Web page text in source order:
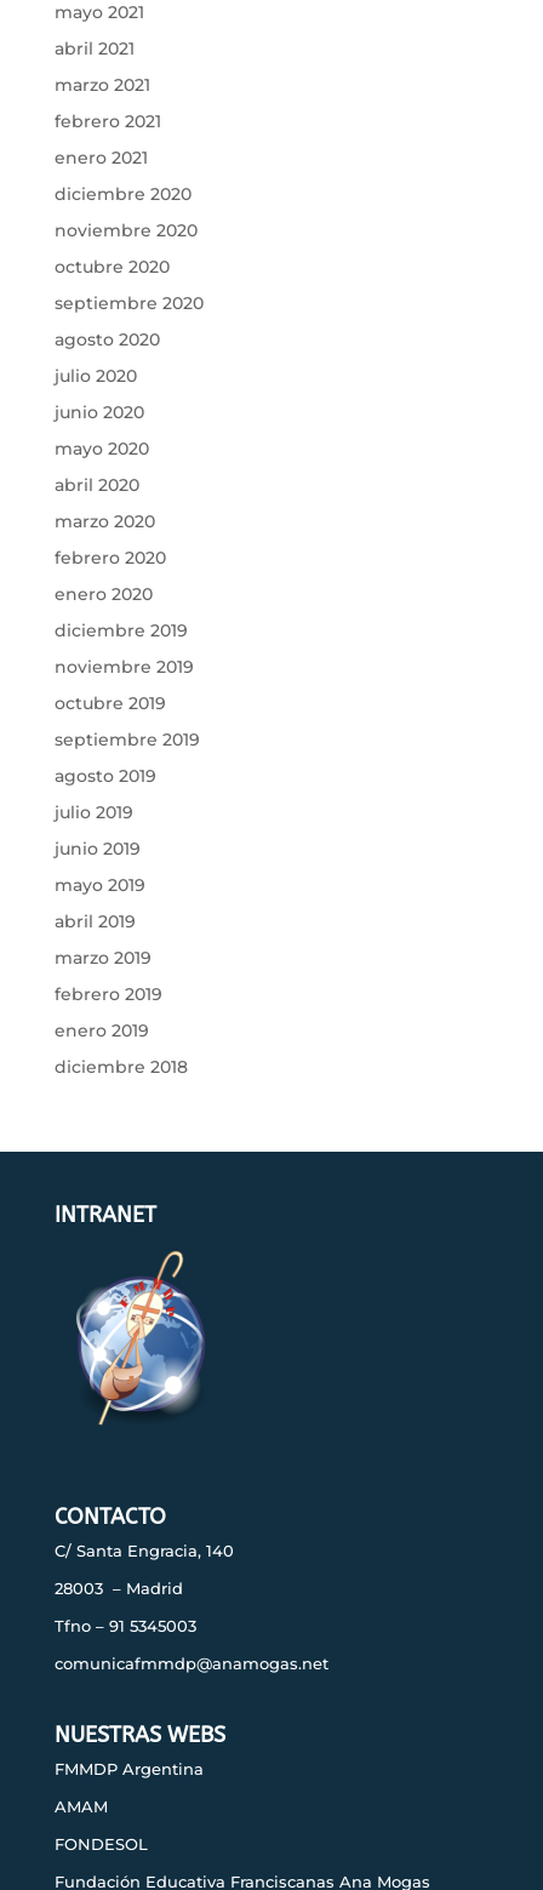
mayo 2021
abril 2021
marzo 2021
febrero 2021
enero 2021
diciembre 2020
noviembre 2020
octubre 2020
septiembre 2020
agosto 2020
julio 2020
junio 2020
mayo 2020
abril 2020
marzo 2020
febrero 2020
enero 2020
diciembre 2019
noviembre 2019
octubre 2019
septiembre 2019
agosto 2019
julio 2019
junio 2019
mayo 2019
abril 2019
marzo 2019
febrero 2019
enero 2019
diciembre 2018
INTRANET
CONTACTO
C/ Santa Engracia, 140
28003 – Madrid
Tfno – 91 5345003
comunicafmmdp@anamogas.net
NUESTRAS WEBS
FMMDP Argentina
AMAM
FONDESOL
Fundación Educativa Franciscanas Ana Mogas